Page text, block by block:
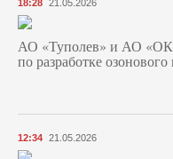
18:28 21.05.2026
АО «Туполев» и АО
по разработке
12:34 21.05.2026